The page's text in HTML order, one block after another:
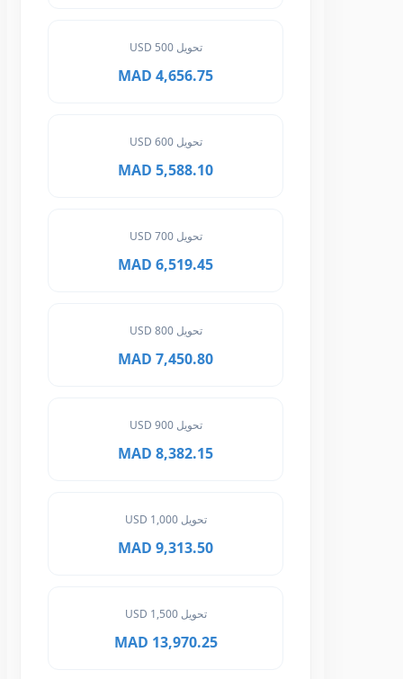
تحويل 500 USD
4,656.75 MAD
تحويل 600 USD
5,588.10 MAD
تحويل 700 USD
6,519.45 MAD
تحويل 800 USD
7,450.80 MAD
تحويل 900 USD
8,382.15 MAD
تحويل 1,000 USD
9,313.50 MAD
تحويل 1,500 USD
13,970.25 MAD